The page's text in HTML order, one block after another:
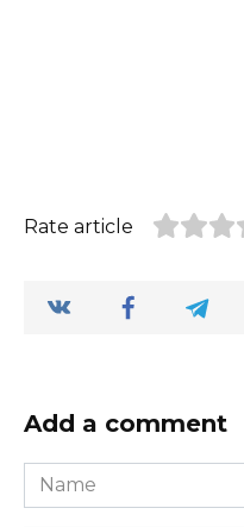
Rate article
Add a comment
Name
*